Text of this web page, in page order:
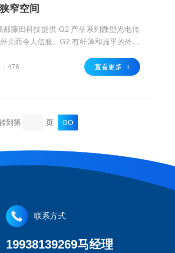
窄空间
藤田科技提供 G2 产品系列微型光电传
壳而令人信服。G2 有纤薄和扁平的外壳
可靠的目标检测这一特点。G2 光电传感
476 查看更多 +
到第 页
联系方式
19938139269马经理